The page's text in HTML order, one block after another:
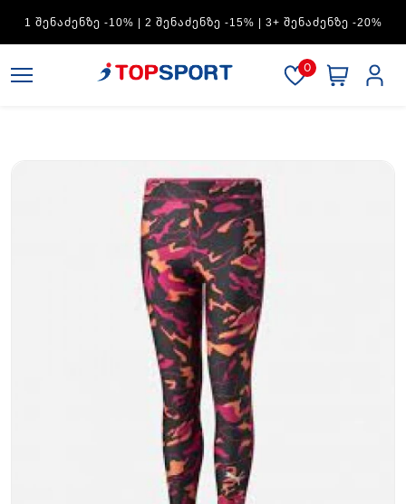
ᲨᲔᲜᲐᲫᲔᲜᲖᲔ -30%
0